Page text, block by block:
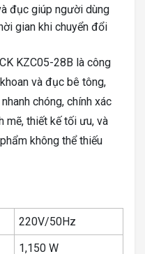
đục giúp người dùng
gian khi chuyển đổi
KZC05-28B là công
và đục bê tông,
chóng, chính xác
mẽ, thiết kế tối ưu, và
không thể thiếu
220V/50Hz
1,150 W